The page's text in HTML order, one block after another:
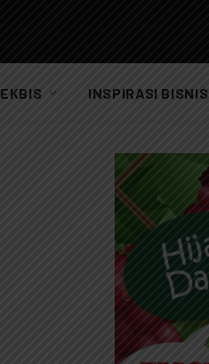
EKBIS INSPIRASI BISNIS